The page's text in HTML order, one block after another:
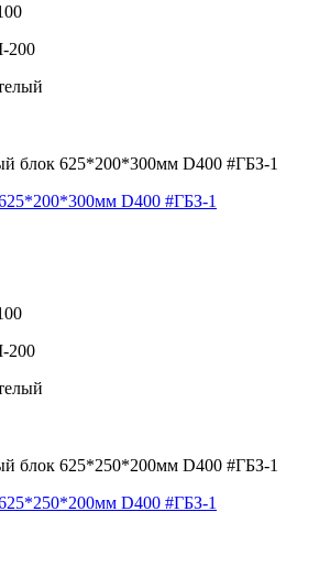
200
D400 #ГБЗ-1
200
D400 #ГБЗ-1